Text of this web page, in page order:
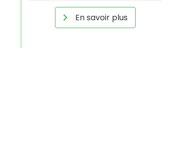
En savoir plus